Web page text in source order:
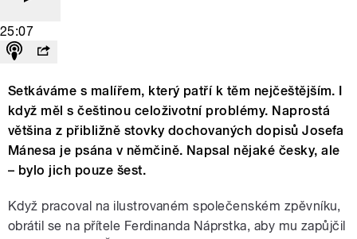
25:07
Setkáváme s malířem, který patří k těm nejčeštějším. I
když měl s češtinou celoživotní problémy. Naprostá
většina z přibližně stovky dochovaných dopisů Josefa
Mánesa je psána v němčině. Napsal nějaké česky, ale
– bylo jich pouze šest.
Když pracoval na ilustrovaném společenském zpěvníku,
obrátil se na přítele Ferdinanda Náprstka, aby mu zapůjčil